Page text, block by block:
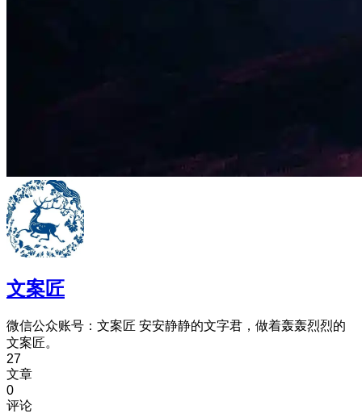
文案匠
微信公众账号：文案匠 安安静静的文字君，做着轰轰烈烈的
文案匠。
27
文章
0
评论